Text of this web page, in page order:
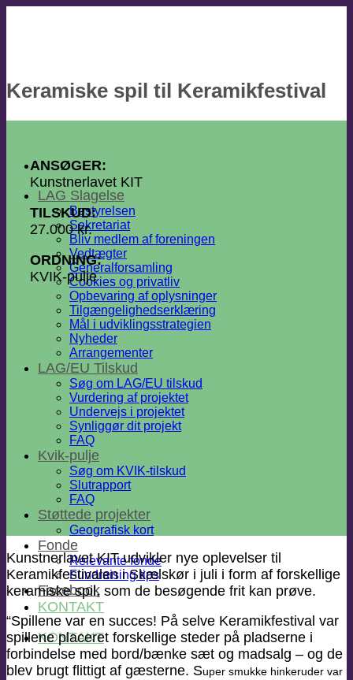
LAG Slagelse
Bestyrelsen
Sekretariat
Bliv medlem af foreningen
Vedtægter
Generalforsamling
Cookies og privatliv
Opbevaring af oplysninger
Tilgængelighedserklæring
Mål i udviklingsstrategien
Nyheder
Arrangementer
LAG/EU Tilskud
Søg om LAG/EU tilskud
Vurdering af projektet
Undervejs i projektet
Synliggør dit projekt
FAQ
Kvik-pulje
Søg om KVIK-tilskud
Slutrapport
FAQ
Støttede projekter
Geografisk kort
Fonde
Relevante fonde
Fundraising tips
Facebook
KONTAKT
KONTAKT
Keramiske spil til Keramikfestival
ANSØGER:
Kunstnerlavet KIT
TILSKUD:
27.000 kr.
ORDNING:
KVIK-pulje
Kunstnerlavet KIT udvikler nye oplevelser til
Keramikfestivalen i Skælskør i juli i form af forskellige
keramiske spil, som de besøgende frit kan prøve.
“Spillene var en succes! På selve Keramikfestival var
spillene placeret forskellige steder på pladserne i
forbindelse med bord/bænke sæt og madsalg – og de
blev brugt flittigt af gæsterne. Super smukke hinkeruder var